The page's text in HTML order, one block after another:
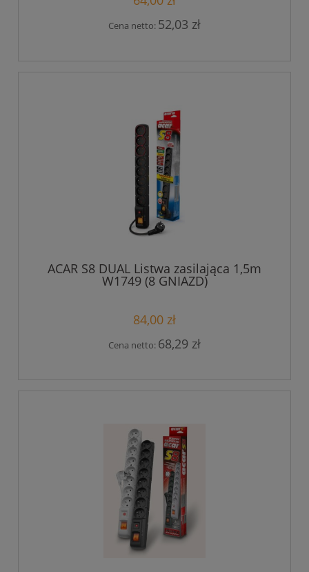
Cena netto: 52,03 zł
ACAR S8 DUAL Listwa zasilająca 1,5m
W1749 (8 GNIAZD)
84,00 zł
Cena netto: 68,29 zł